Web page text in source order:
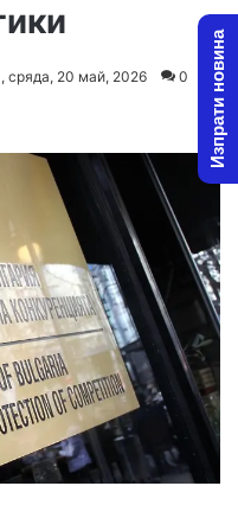
сряда, 20 май, 2026 0 Изпрати новина